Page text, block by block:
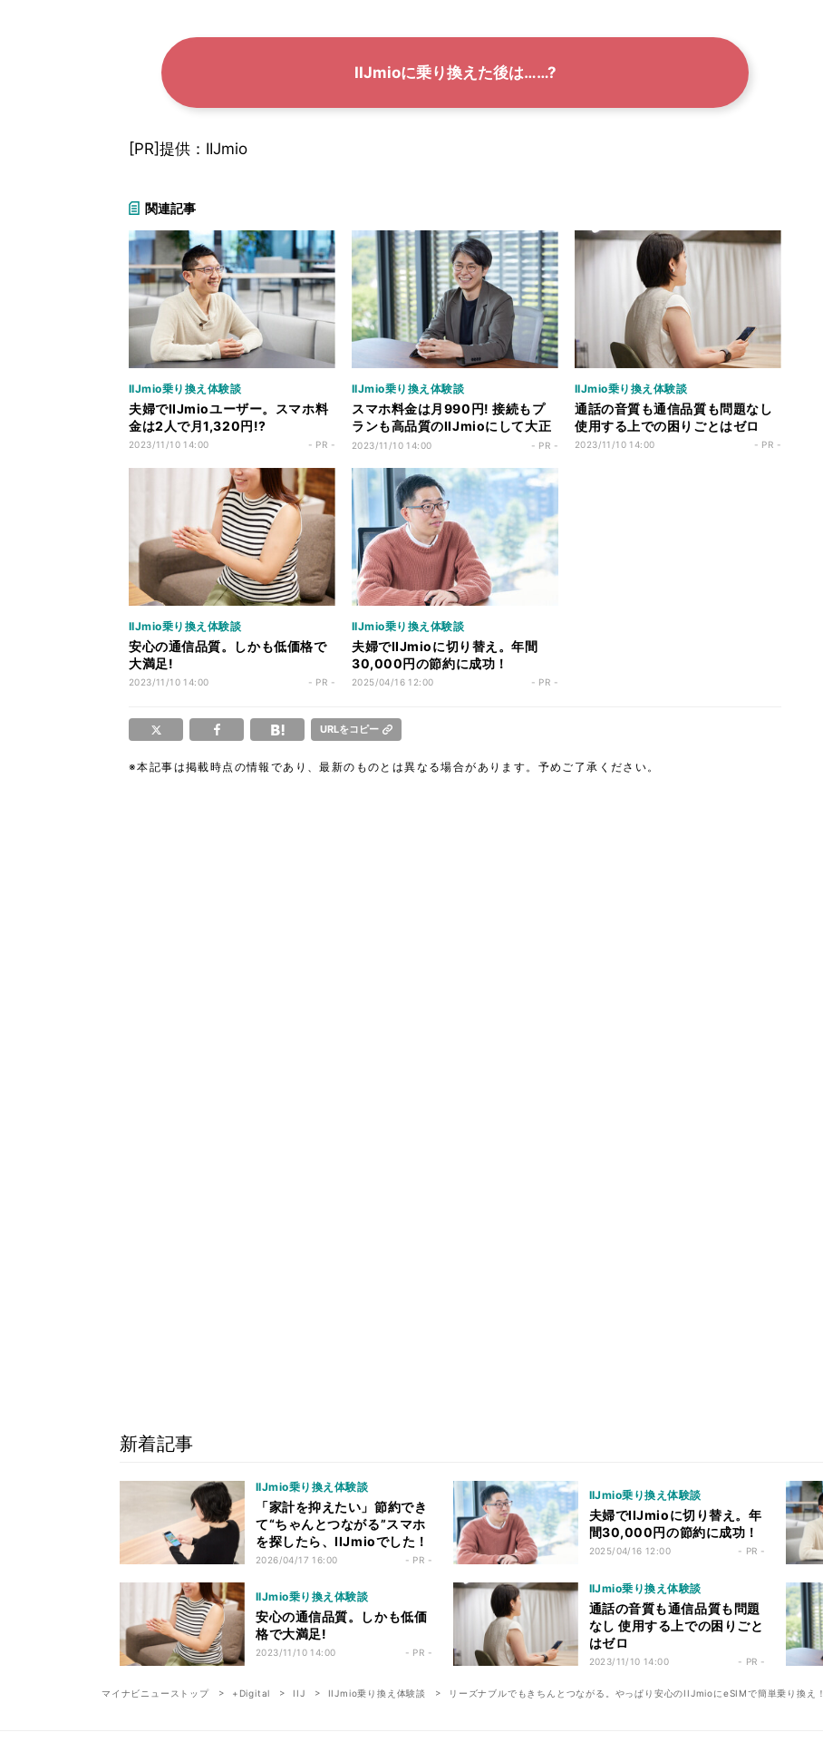
IIJmioに乗り換えた後は……?
[PR]提供：IIJmio
関連記事
IIJmio乗り換え体験談
夫婦でIIJmioユーザー。スマホ料
金は2人で月1,320円!?
2023/11/10 14:00 - PR -
IIJmio乗り換え体験談
スマホ料金は月990円! 接続もプ
ランも高品質のIIJmioにして大正
解!
2023/11/10 14:00 - PR -
IIJmio乗り換え体験談
通話の音質も通信品質も問題なし
使用する上での困りごとはゼロ
2023/11/10 14:00 - PR -
IIJmio乗り換え体験談
安心の通信品質。しかも低価格で
大満足!
2023/11/10 14:00 - PR -
IIJmio乗り換え体験談
夫婦でIIJmioに切り替え。年間
30,000円の節約に成功！
2025/04/16 12:00 - PR -
URLをコピー
※本記事は掲載時点の情報であり、最新のものとは異なる場合があります。予めご了承ください。
新着記事
IIJmio乗り換え体験談
「家計を抑えたい」節約でき
て“ちゃんとつながる”スマホ
を探したら、IIJmioでした！
2026/04/17 16:00 - PR -
IIJmio乗り換え体験談
夫婦でIIJmioに切り替え。年
間30,000円の節約に成功！
2025/04/16 12:00 - PR -
IIJmio乗り換え体験談
安心の通信品質。しかも低価
格で大満足!
2023/11/10 14:00 - PR -
IIJmio乗り換え体験談
通話の音質も通信品質も問題
なし 使用する上での困りごと
はゼロ
2023/11/10 14:00 - PR -
マイナビニューストップ +Digital IIJ IIJmio乗り換え体験談 リーズナブルでもきちんとつながる。やっぱり安心のIIJmioにeSIMで簡単乗り換え！